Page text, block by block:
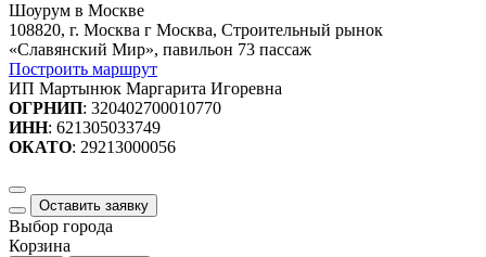
Шоурум в Москве
108820, г. Москва г Москва, Строительный рынок
«Славянский Мир», павильон 73 пассаж
Построить маршрут
ИП Мартынюк Маргарита Игоревна
ОГРНИП: 320402700010770
ИНН: 621305033749
ОКАТО: 29213000056
Оставить заявку
Выбор города
Корзина